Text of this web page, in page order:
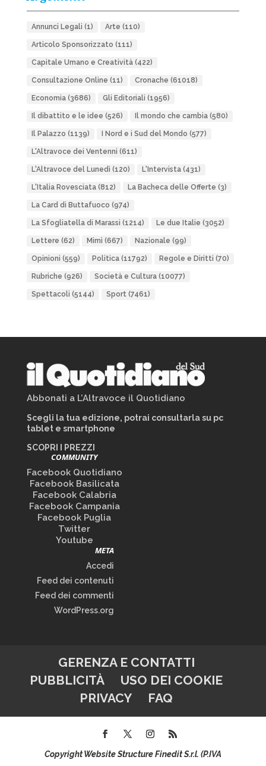
Annunci Legali (1) Arte (110)
Articolo Sponsorizzato (111)
Capitale Umano e Creatività(422)
Consultazione Online (11) Cronache (61018)
Economia(3686) Gli Editoriali (1956)
Il dibattito e le idee (526) Il mondo che cambia(580)
Il Palazzo (1139) I Nord e i Sud del Mondo (577)
L'Altravoce dei Ventenni (611)
L'Altravoce del Lunedì (120) L'Intervista(431)
L'Italia Rovesciata(812) La Bacheca delle Offerte (3)
La Card di Buttafuoco (974)
La Sfogliatella di Marassi (1214) Le due Italie (3052)
Lettere (62) Mimì (667) Nazionale (99)
Opinioni (559) Politica(11792) Regole e Diritti (70)
Rubriche (926) Società e Cultura(10077)
Spettacoli (5144) Sport(7461)
Abbonati a L’Altravoce il Quotidiano
Scegli la tua edizione, potrai consultarla su pc
tablet e smartphone
SCOPRI I PREZZI
COMMUNITY
Facebook Quotidiano
Facebook Basilicata
Facebook Calabria
Facebook Campania
Facebook Puglia
Twitter
Youtube
META
Accedi
Feed dei contenuti
Feed dei commenti
WordPress.org
GERENZA E CONTATTI
PUBBLICITÀ
USO DEI COOKIE
PRIVACY
FAQ
Copyright Website Structure Finedit S.r.l. (P.IVA